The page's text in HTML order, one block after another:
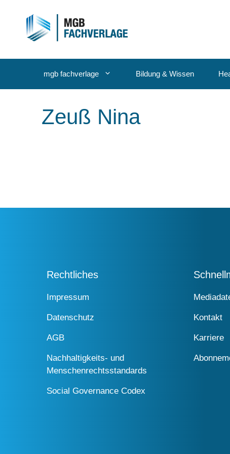
springen
mgb fachverlage Bildung & Wissen
Zeuß Nina
Rechtliches
Impressum
Datenschutz
AGB
Nachhaltigkeits- und
Menschenrechtsstandards
Social Governance Codex
Kontakt
Karriere